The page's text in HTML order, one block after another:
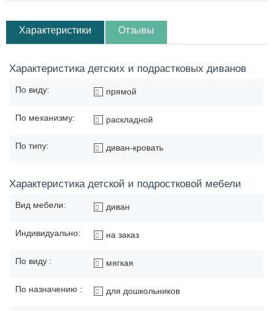
Характеристики Отзывы
Характеристика детских и подрастковых диванов
По виду: прямой
По механизму: раскладной
По типу: диван-кровать
Характеристика детской и подростковой мебели
Вид мебели: диван
Индивидуально: на заказ
По виду : мягкая
По назначению : для дошкольников